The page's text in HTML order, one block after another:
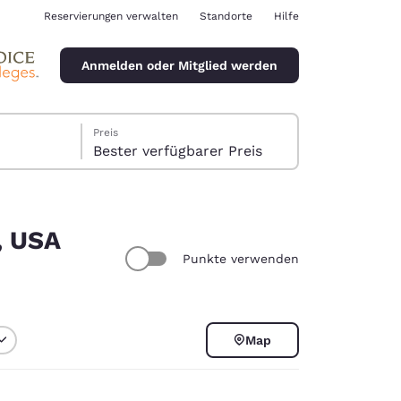
Reservierungen verwalten Standorte Hilfe
Anmelden oder Mitglied werden
Preis
Bester verfügbarer Preis
Punkte verwenden
Map